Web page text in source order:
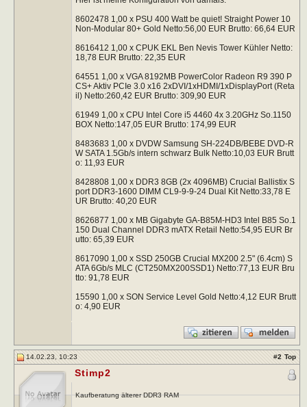
8602478 1,00 x PSU 400 Watt be quiet! Straight Power 10
Non-Modular 80+ Gold Netto:56,00 EUR Brutto: 66,64 EUR
8616412 1,00 x CPUK EKL Ben Nevis Tower Kühler Netto:
18,78 EUR Brutto: 22,35 EUR
64551 1,00 x VGA 8192MB PowerColor Radeon R9 390 P
CS+ Aktiv PCIe 3.0 x16 2xDVI/1xHDMI/1xDisplayPort (Reta
il) Netto:260,42 EUR Brutto: 309,90 EUR
61949 1,00 x CPU Intel Core i5 4460 4x 3.20GHz So.1150
BOX Netto:147,05 EUR Brutto: 174,99 EUR
8483683 1,00 x DVDW Samsung SH-224DB/BEBE DVD-R
W SATA 1.5Gb/s intern schwarz Bulk Netto:10,03 EUR Brutt
o: 11,93 EUR
8428808 1,00 x DDR3 8GB (2x 4096MB) Crucial Ballistix S
port DDR3-1600 DIMM CL9-9-9-24 Dual Kit Netto:33,78 E
UR Brutto: 40,20 EUR
8626877 1,00 x MB Gigabyte GA-B85M-HD3 Intel B85 So.1
150 Dual Channel DDR3 mATX Retail Netto:54,95 EUR Br
utto: 65,39 EUR
8617090 1,00 x SSD 250GB Crucial MX200 2.5" (6.4cm) S
ATA 6Gb/s MLC (CT250MX200SSD1) Netto:77,13 EUR Bru
tto: 91,78 EUR
15590 1,00 x SON Service Level Gold Netto:4,12 EUR Brutt
o: 4,90 EUR
14.02.23, 10:23 #2 Top
Stimp2
Kaufberatung älterer DDR3 RAM